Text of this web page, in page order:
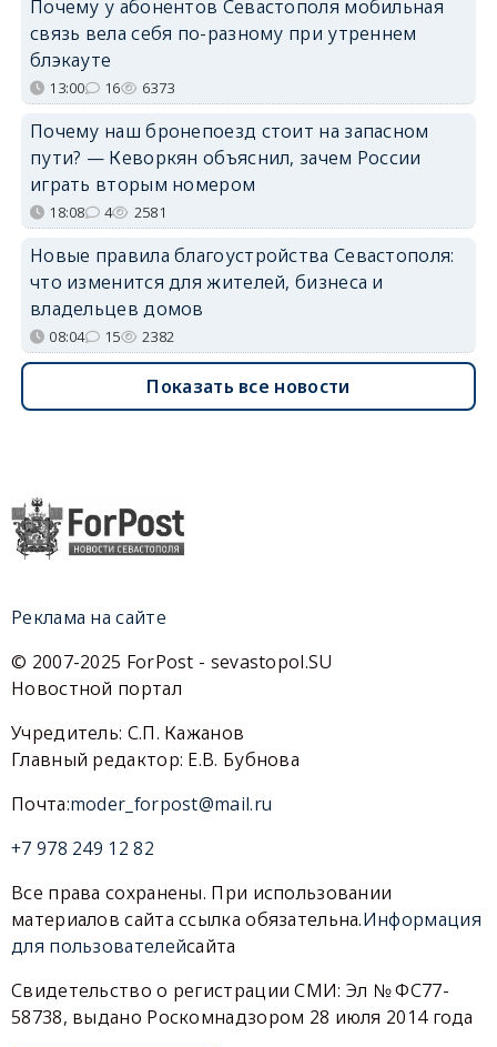
Почему у абонентов Севастополя мобильная
связь вела себя по-разному при утреннем
блэкауте
13:00 16 6373
Почему наш бронепоезд стоит на запасном
пути? — Кеворкян объяснил, зачем России
играть вторым номером
18:08 4 2581
Новые правила благоустройства Севастополя:
что изменится для жителей, бизнеса и
владельцев домов
08:04 15 2382
Показать все новости
Реклама на сайте
© 2007-2025 ForPost - sevastopol.SU
Новостной портал
Учредитель: С.П. Кажанов
Главный редактор: Е.В. Бубнова
Почта:moder_forpost@mail.ru
+7 978 249 12 82
Все права сохранены. При использовании
материалов сайта ссылка обязательна.Информация
для пользователейсайта
Свидетельство о регистрации СМИ: Эл № ФС77-
58738, выдано Роскомнадзором 28 июля 2014 года